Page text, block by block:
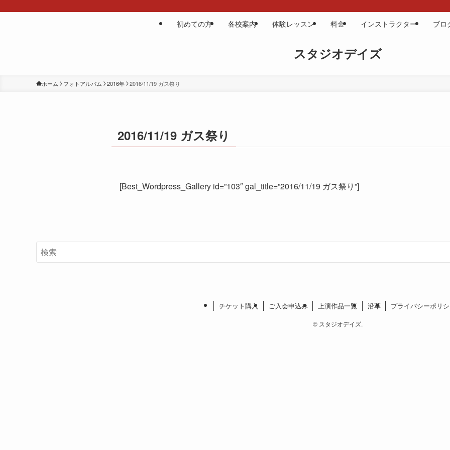
スタジオデイズ
初めての方 各校案内 体験レッスン 料金 インストラクター ブロ
ホーム フォトアルバム 2016年 2016/11/19 ガス祭り
2016/11/19 ガス祭り
[Best_Wordpress_Gallery id=”103″ gal_title=”2016/11/19 ガス祭り”]
チケット購入 ご入会申込み 上演作品一覧 沿革 プライバシーポリ
©スタジオデイズ.